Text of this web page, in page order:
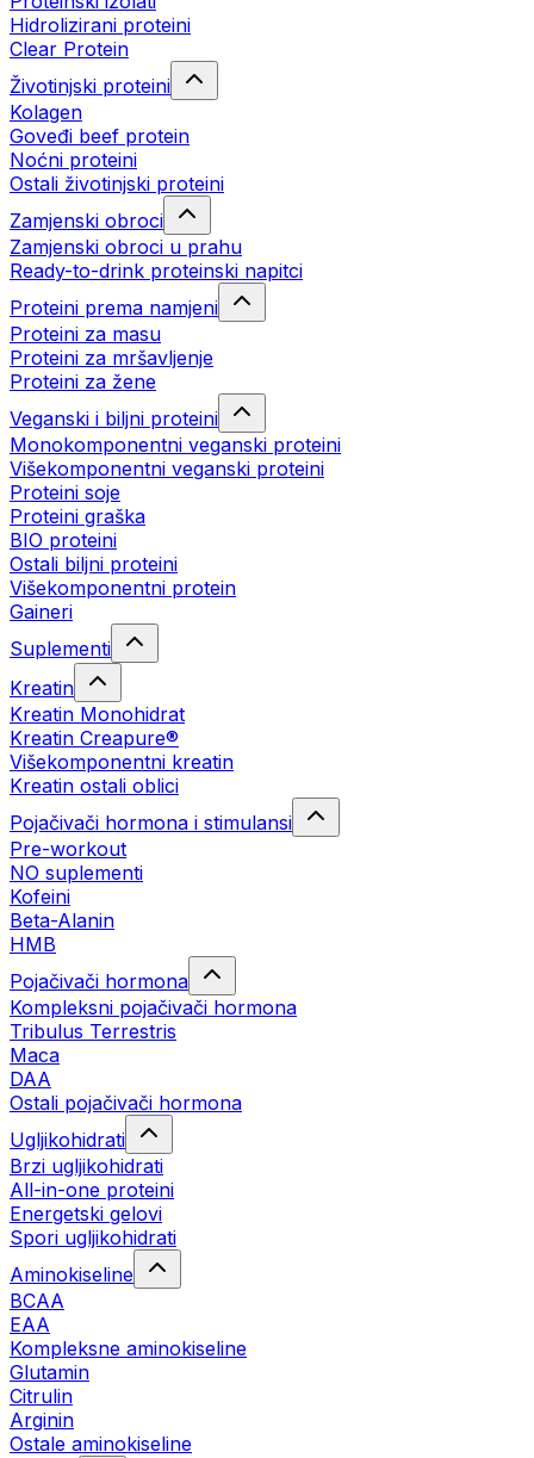
Hidrolizirani proteini
Clear Protein
Životinjski proteini
Kolagen
Goveđi beef protein
Noćni proteini
Ostali životinjski proteini
Zamjenski obroci
Zamjenski obroci u prahu
Ready-to-drink proteinski napitci
Proteini prema namjeni
Proteini za masu
Proteini za mršavljenje
Proteini za žene
Veganski i biljni proteini
Monokomponentni veganski proteini
Višekomponentni veganski proteini
Proteini soje
Proteini graška
BIO proteini
Ostali biljni proteini
Višekomponentni protein
Gaineri
Suplementi
Kreatin
Kreatin Monohidrat
Kreatin Creapure®
Višekomponentni kreatin
Kreatin ostali oblici
Pojačivači hormona i stimulansi
Pre-workout
NO suplementi
Kofeini
Beta-Alanin
HMB
Pojačivači hormona
Kompleksni pojačivači hormona
Tribulus Terrestris
Maca
DAA
Ostali pojačivači hormona
Ugljikohidrati
Brzi ugljikohidrati
All-in-one proteini
Energetski gelovi
Spori ugljikohidrati
Aminokiseline
BCAA
EAA
Kompleksne aminokiseline
Glutamin
Citrulin
Arginin
Ostale aminokiseline